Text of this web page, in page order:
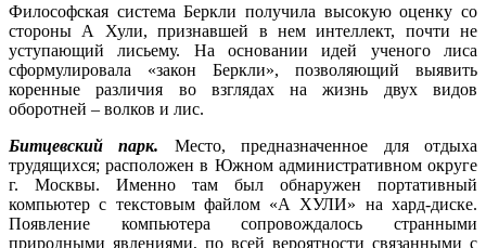
Философская система Беркли получила высокую оценку со
стороны А Хули, признавшей в нем интеллект, почти не
уступающий лисьему. На основании идей ученого лиса
сформулировала «закон Беркли», позволяющий выявить
коренные различия во взглядах на жизнь двух видов
оборотней – волков и лис.
Битцевский парк. Место, предназначенное для отдыха
трудящихся; расположен в Южном административном округе
г. Москвы. Именно там был обнаружен портативный
компьютер с текстовым файлом «А ХУЛИ» на хард-диске.
Появление компьютера сопровождалось странными
природными явлениями, по всей вероятности связанными с